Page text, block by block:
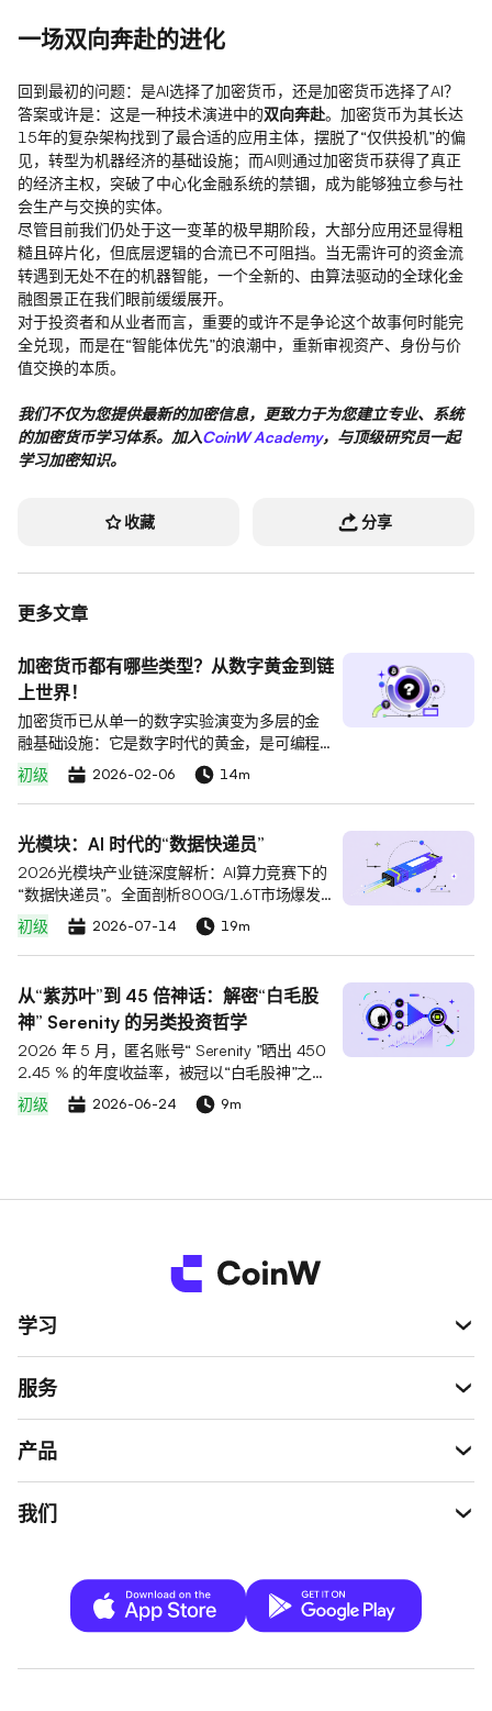
一场双向奔赴的进化
回到最初的问题：是AI选择了加密货币，还是加密货币选择了AI？
答案或许是：这是一种技术演进中的双向奔赴。加密货币为其长达
15年的复杂架构找到了最合适的应用主体，摆脱了“仅供投机”的偏
见，转型为机器经济的基础设施；而AI则通过加密货币获得了真正
的经济主权，突破了中心化金融系统的禁锢，成为能够独立参与社
会生产与交换的实体。
尽管目前我们仍处于这一变革的极早期阶段，大部分应用还显得粗
糙且碎片化，但底层逻辑的合流已不可阻挡。当无需许可的资金流
转遇到无处不在的机器智能，一个全新的、由算法驱动的全球化金
融图景正在我们眼前缓缓展开。
对于投资者和从业者而言，重要的或许不是争论这个故事何时能完
全兑现，而是在“智能体优先”的浪潮中，重新审视资产、身份与价
值交换的本质。
我们不仅为您提供最新的加密信息，更致力于为您建立专业、系统
的加密货币学习体系。加入CoinW Academy，与顶级研究员一起
学习加密知识。
收藏 分享
更多文章
加密货币都有哪些类型？从数字黄金到链
上世界！
加密货币已从单一的数字实验演变为多层的金
融基础设施：它是数字时代的黄金，是可编程
信任的引擎，更是连接虚拟价值与现实资产的
桥梁。
初级 2026-02-06 14m
光模块：AI 时代的“数据快递员”
2026光模块产业链深度解析：AI算力竞赛下的
“数据快递员”。全面剖析800G/1.6T市场爆发
逻辑与CPO技术迭代，解读Marvell(MRVL)、Lu
mentum(LITE)、Coherent(COHR)等六家核心标
的竞争格局，结合Serenity“瓶颈理论”洞察供需
缺口与上游光芯片卡位，把握行业结构性变革
先机。
初级 2026-07-14 19m
从“紫苏叶”到 45 倍神话：解密“白毛股
神” Serenity 的另类投资哲学
2026 年 5 月，匿名账号“ Serenity ”晒出 450
2.45 % 的年度收益率，被冠以“白毛股神”之
称，X 平台粉丝迅速突破 75 万。其核心投资理
念可概括为“紫苏叶”理论与“瓶颈”理论——不
全球中小市值科技股。CoinW 平台已上线 TA
回调及加密资产高波动等风险。
初级 2026-06-24 9m
学习
服务
产品
我们